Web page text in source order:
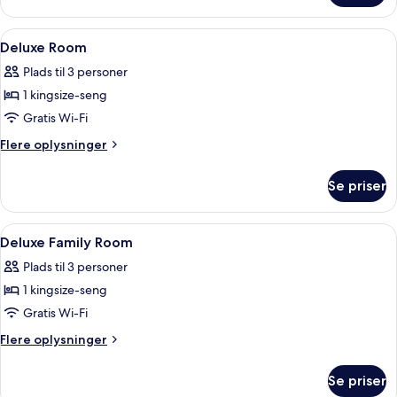
Buttler
Room
Indlæs
alle
billeder
af
Deluxe
Room
Premium-sengetøj, minibar,
5
Deluxe Room
Plads til 3 personer
1 kingsize-seng
Gratis Wi-Fi
Flere oplysninger
Flere
Room
Se priser
Indlæs
alle
billeder
af
Deluxe
Family
5
Deluxe Family Room
Plads til 3 personer
1 kingsize-seng
Gratis Wi-Fi
Flere oplysninger
Flere
Se priser